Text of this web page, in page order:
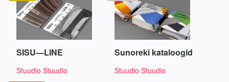
SISU—LINE
Stuudio Stuudio
Sunoreki kataloogid
Stuudio Stuudio